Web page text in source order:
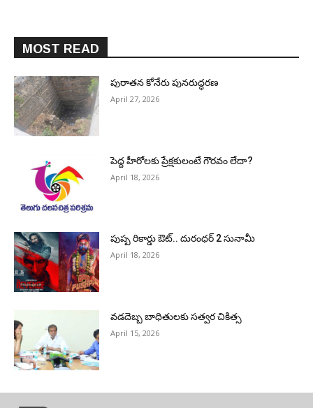
MOST READ
పురాత‌న కోనేరు పున‌రుద్ధ‌ర‌ణ
April 27, 2026
పెద్ద హీరోల‌కు ప్రేక్ష‌కులంటే గౌర‌వం లేదా?
April 18, 2026
పుష్ప రికార్డు ఔట్‌.. దురంధ‌ర్ 2 సునామీ
April 18, 2026
వడదెబ్బ బాధితులకు సత్వర చికిత్స
April 15, 2026